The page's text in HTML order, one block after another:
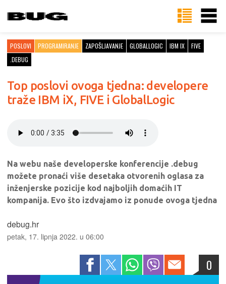
POSLOVI PROGRAMIRANJE ZAPOŠLJAVANJE GLOBALLOGIC IBM IX
FIVE
.DEBUG
Top poslovi ovoga tjedna: developere
traže IBM iX, FIVE i GlobalLogic
Na webu naše developerske konferencije .debug
možete pronaći više desetaka otvorenih oglasa za
inženjerske pozicije kod najboljih domaćih IT
kompanija. Evo što izdvajamo iz ponude ovoga tjedna
debug.hr
petak, 17. lipnja 2022. u 06:00
0